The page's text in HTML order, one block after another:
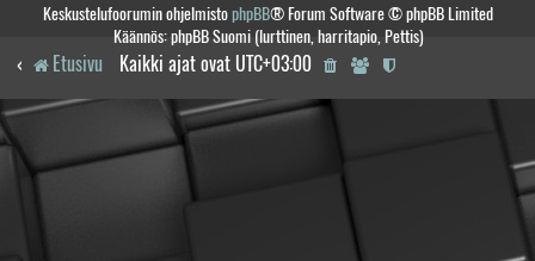
Keskustelufoorumin ohjelmistophpBB® Forum Software © phpBB Limited
Käännös: phpBB Suomi (lurttinen, harritapio, Pettis)
Etusivu Kaikki ajat ovat UTC+03:00